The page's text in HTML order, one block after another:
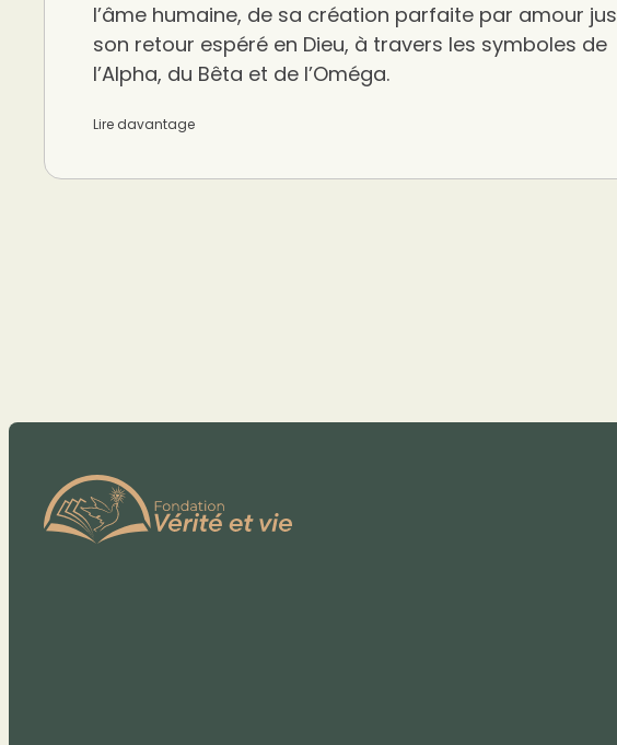
l’âme humaine, de sa création parfaite par amour
son retour espéré en Dieu, à travers les symboles de
l’Alpha, du Bêta et de l’Oméga.
Lire davantage